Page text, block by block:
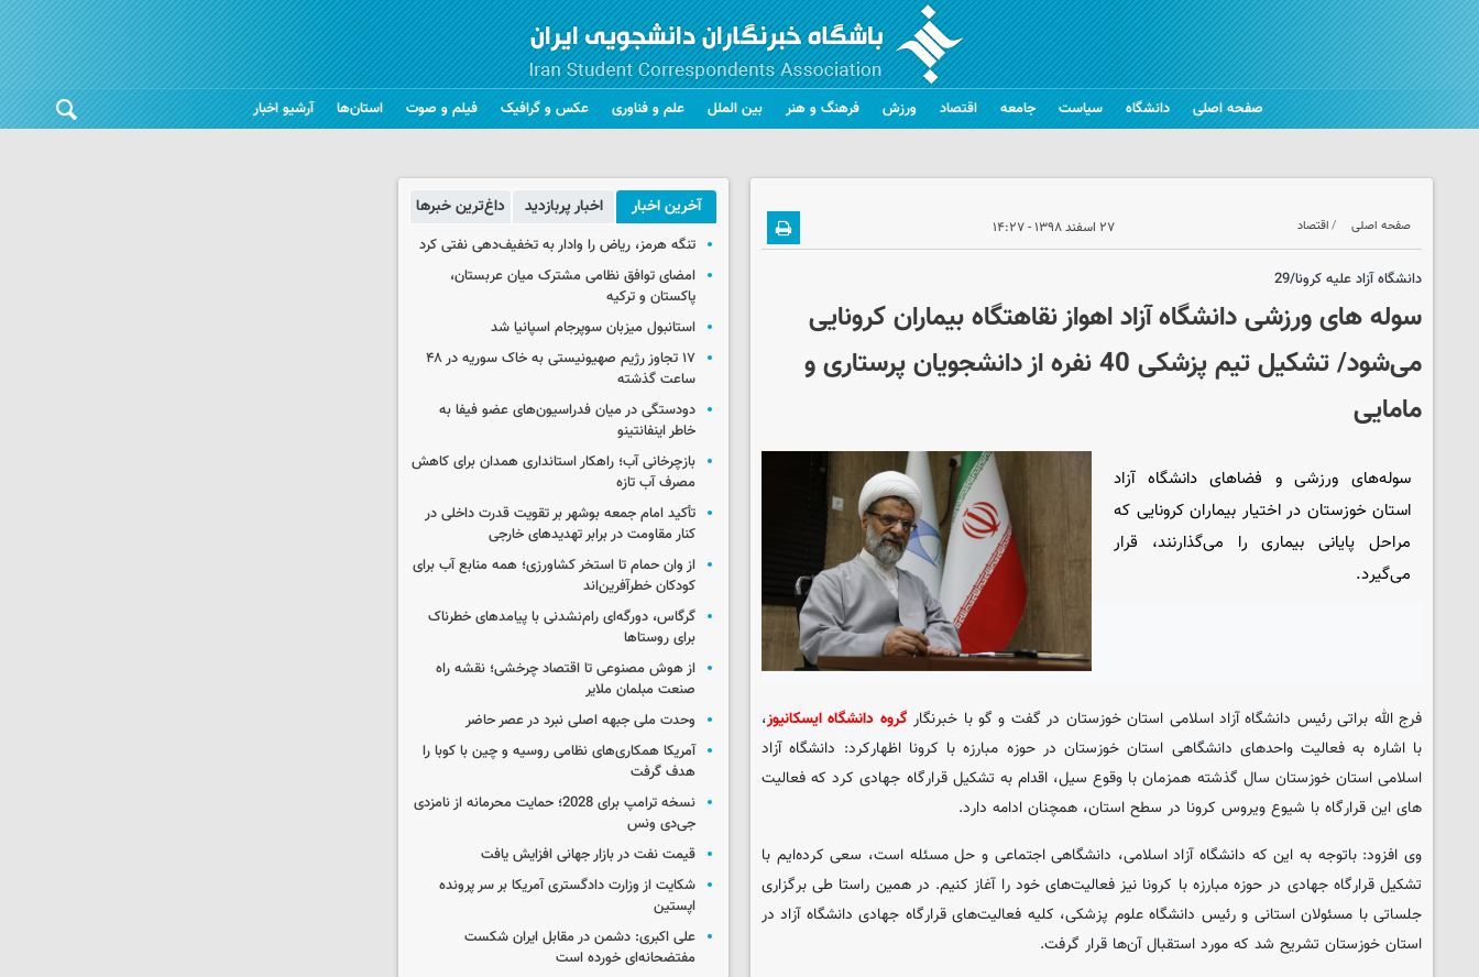
صفحه اصلی دانشگاه سیاست جامعه اقتصاد ورزش فرهنگ و هنر بین الملل علم و فناوری عکس و گرافیک فیلم و صوت استان‌ها آرشیو اخبار
صفحه اصلی اقتصاد ۲۷ اسفند ۱۳۹۸ - ۱۴:۲۷
دانشگاه آزاد علیه کرونا/29
سوله های ورزشی دانشگاه آزاد اهواز نقاهتگاه بیماران کرونایی
می‌شود/ تشکیل تیم پزشکی 40 نفره از دانشجویان پرستاری و
مامایی
سوله‌های ورزشی و فضاهای دانشگاه آزاد
استان خوزستان در اختیار بیماران کرونایی که
مراحل پایانی بیماری را می‌گذارنند، قرار
می‌گیرد.
فرج الله براتی رئیس دانشگاه آزاد اسلامی استان خوزستان در گفت و گو با خبرنگار گروه دانشگاه ایسکانیوز،
با اشاره به فعالیت واحدهای دانشگاهی استان خوزستان در حوزه مبارزه با کرونا اظهارکرد: دانشگاه آزاد
اسلامی استان خوزستان سال گذشته همزمان با وقوع سیل، اقدام به تشکیل قرارگاه جهادی کرد که فعالیت
های این قرارگاه با شیوع ویروس کرونا در سطح استان، همچنان ادامه دارد.
وی افزود: باتوجه به این که دانشگاه آزاد اسلامی، دانشگاهی اجتماعی و حل مسئله است، سعی کرده‌ایم با
تشکیل قرارگاه جهادی در حوزه مبارزه با کرونا نیز فعالیت‌های خود را آغاز کنیم. در همین راستا طی برگزاری
جلساتی با مسئولان استانی و رئیس دانشگاه علوم پزشکی، کلیه فعالیت‌های قرارگاه جهادی دانشگاه آزاد در
استان خوزستان تشریح شد که مورد استقبال آن‌ها قرار گرفت.
آخرین اخبار اخبار پربازدید داغ‌ترین خبرها
تنگه هرمز، ریاض را وادار به تخفیف‌دهی نفتی کرد
امضای توافق نظامی مشترک میان عربستان،
پاکستان و ترکیه
استانبول میزبان سوپرجام اسپانیا شد
۱۷ تجاوز رژیم صهیونیستی به خاک سوریه در ۴۸
ساعت گذشته
دودستگی در میان فدراسیون‌های عضو فیفا به
خاطر اینفانتینو
بازچرخانی آب؛ راهکار استانداری همدان برای کاهش
مصرف آب تازه
تأکید امام جمعه بوشهر بر تقویت قدرت داخلی در
کنار مقاومت در برابر تهدیدهای خارجی
از وان حمام تا استخر کشاورزی؛ همه منابع آب برای
کودکان خطرآفرین‌اند
گرگاس، دورگه‌ای رام‌نشدنی با پیامدهای خطرناک
برای روستاها
از هوش مصنوعی تا اقتصاد چرخشی؛ نقشه راه
صنعت مبلمان ملایر
وحدت ملی جبهه اصلی نبرد در عصر حاضر
آمریکا همکاری‌های نظامی روسیه و چین با کوبا را
هدف گرفت
نسخه ترامپ برای 2028؛ حمایت محرمانه از نامزدی
جی‌دی ونس
قیمت نفت در بازار جهانی افزایش یافت
شکایت از وزارت دادگستری آمریکا بر سر پرونده
اپستین
علی اکبری: دشمن در مقابل ایران شکست
مفتضحانه‌ای خورده است